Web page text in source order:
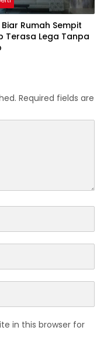
Rumah Sempit
Terasa Lega Tanpa
Required fields are
in this browser for